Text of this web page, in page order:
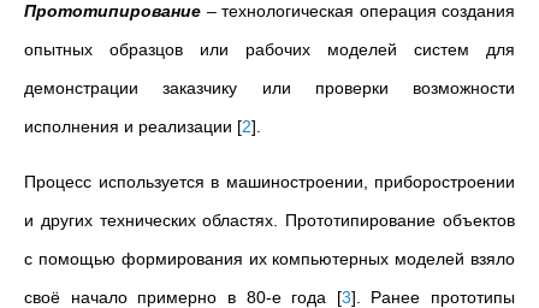
Прототипирование – технологическая операция создания
опытных образцов или рабочих моделей систем для
демонстрации заказчику или проверки возможности
исполнения и реализации [2]
Процесс используется в машиностроении, приборостроении
и других технических областях. Прототипирование объектов
с помощью формирования их компьютерных моделей взяло
своё начало примерно в 80-е года [3] . Ранее прототипы